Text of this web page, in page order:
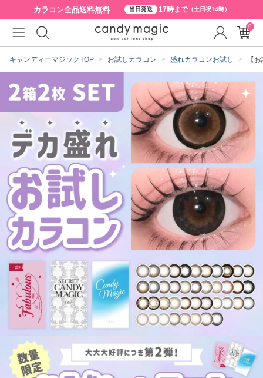
カラコン全品送料無料 当日発送 17時まで（土日祝14時）
キャンディーマジックTOP お試しカラコン 盛れカラコンお試し 【
0
クーポン詳細